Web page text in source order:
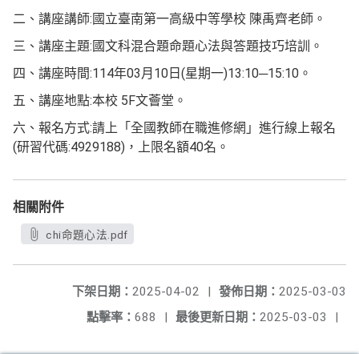
二、講座講師:國立臺南第一高級中等學校 陳禹齊老師。
三、講座主題:國文科混合題命題心法與答題技巧培訓。
四、講座時間:114年03月10日(星期一)13:10─15:10。
五、講座地點:本校 5F文薈堂。
六、報名方式:請上「全國教師在職進修網」進行線上報名
(研習代碼:4929188)，上限名額40名。
相關附件
chi命題心法.pdf
發佈日期： 2025-03-03
下架日期： 2025-04-02
|
最後更新日期： 2025-03-03 |
點擊率： 688 |